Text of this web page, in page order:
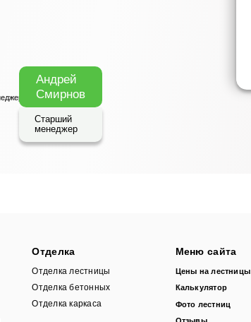
Андрей
Смирнов
Старший
менеджер
Отделка
Отделка лестницы
Отделка бетонных
Отделка каркаса
Меню сайта
Цены на лестницы
Калькулятор
Фото лестниц